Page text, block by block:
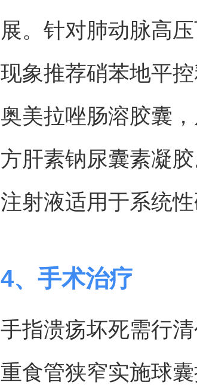
展。针对肺动脉高
现象推荐硝苯地平
奥美拉唑肠溶胶囊
方肝素钠尿囊素凝
注射液适用于系统性
4、手术治疗
手指溃疡坏死需行
重食管狭窄实施球